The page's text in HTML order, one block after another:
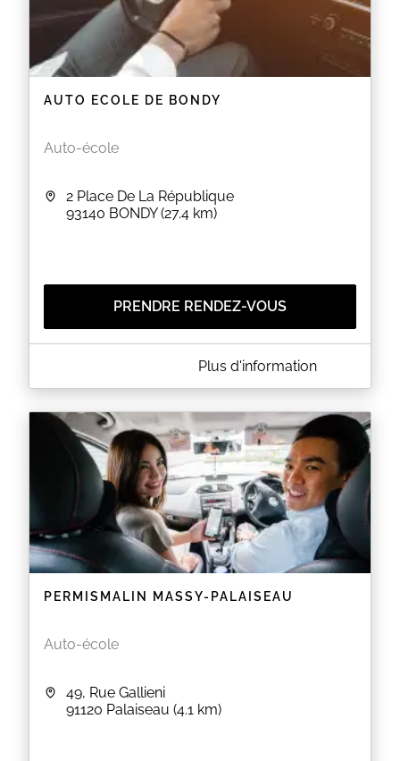
AUTO ECOLE DE BONDY
Auto-école
2 Place De La République
93140 BONDY (27.4 km)
PRENDRE RENDEZ-VOUS
A PROPOS DE AUTO ECOLE DE BONDY
L'Auto-école situé près de la gare de Bondy.Notre
EN SAVOIR PLUS
Plus d'information
PERMISMALIN MASSY-PALAISEAU
Auto-école
49, Rue Gallieni
91120 Palaiseau (4.1 km)